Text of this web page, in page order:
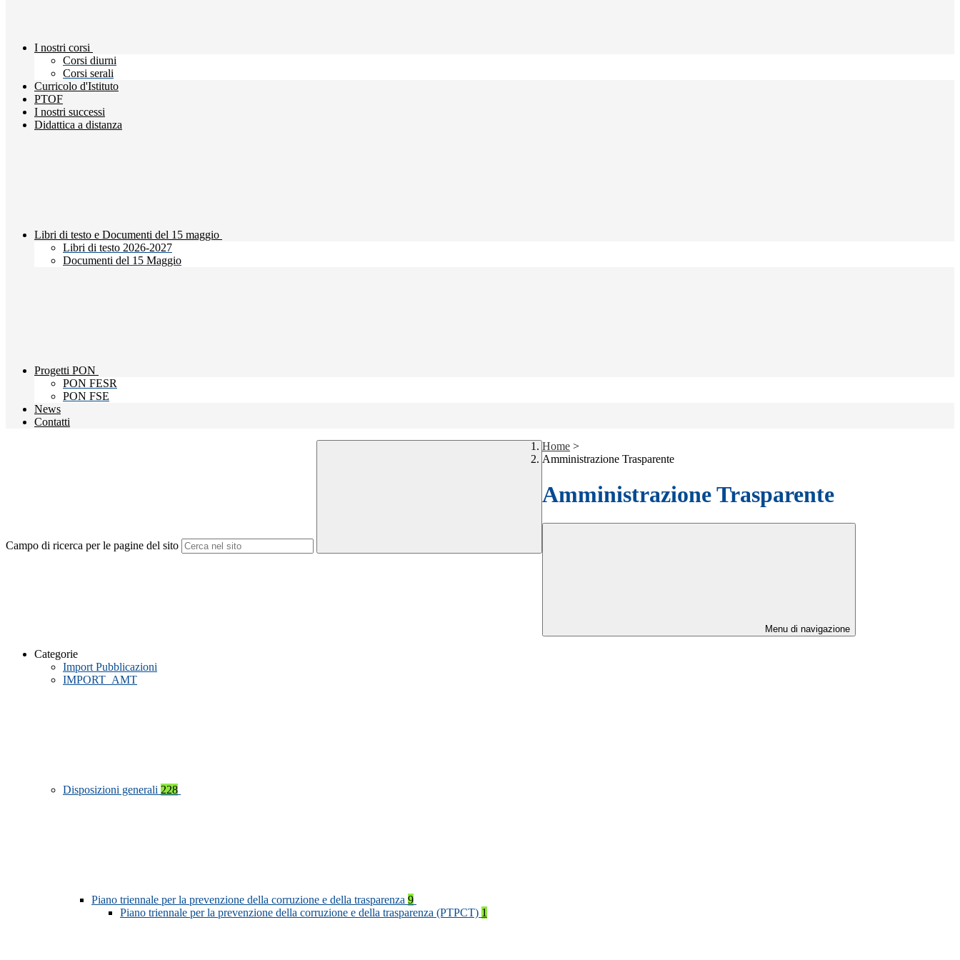
I nostri corsi
Corsi diurni
Corsi serali
Curricolo d'Istituto
PTOF
I nostri successi
Didattica a distanza
Libri di testo e Documenti del 15 maggio
Libri di testo 2026-2027
Documenti del 15 Maggio
Progetti PON
PON FESR
PON FSE
News
Contatti
Campo di ricerca per le pagine del sito
Home >
Amministrazione Trasparente
Amministrazione Trasparente
Menu di navigazione
Categorie
Import Pubblicazioni
IMPORT_AMT
Disposizioni generali 228
Piano triennale per la prevenzione della corruzione e della trasparenza 9
Piano triennale per la prevenzione della corruzione e della trasparenza (PTPCT) 1